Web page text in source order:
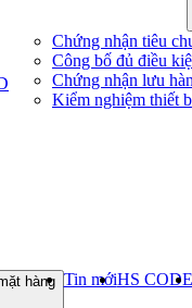
Chứng nhận tiêu
Công bố đủ điều
Chứng nhận lưu
Kiểm nghiệm thiết
hàng Tin mớiHS CODE